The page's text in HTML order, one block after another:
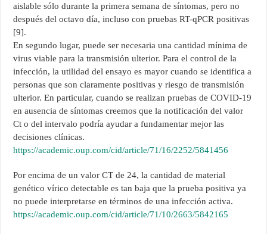
aislable sólo durante la primera semana de síntomas, pero no
después del octavo día, incluso con pruebas RT-qPCR positivas
[9].
En segundo lugar, puede ser necesaria una cantidad mínima de
virus viable para la transmisión ulterior. Para el control de la
infección, la utilidad del ensayo es mayor cuando se identifica a
personas que son claramente positivas y riesgo de transmisión
ulterior. En particular, cuando se realizan pruebas de COVID-19
en ausencia de síntomas creemos que la notificación del valor
Ct o del intervalo podría ayudar a fundamentar mejor las
decisiones clínicas.
https://academic.oup.com/cid/article/71/16/2252/5841456
Por encima de un valor CT de 24, la cantidad de material
genético vírico detectable es tan baja que la prueba positiva ya
no puede interpretarse en términos de una infección activa.
https://academic.oup.com/cid/article/71/10/2663/5842165